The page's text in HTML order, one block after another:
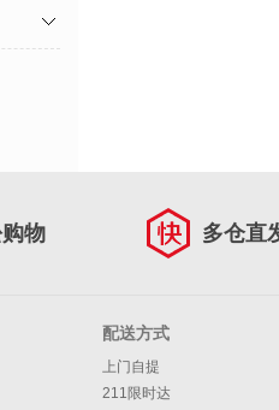
物 多仓直
配送方式
上门自提
211限时达